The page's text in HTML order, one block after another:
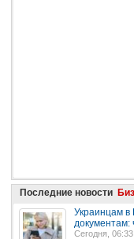
Последние новости
Украинцам в
документам:
Сегодня,